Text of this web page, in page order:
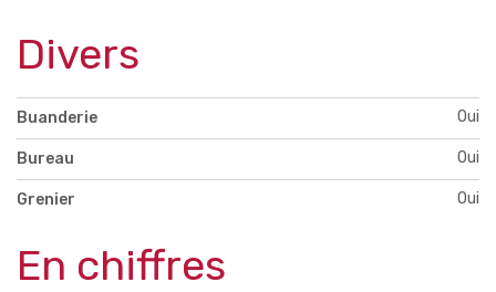
Divers
Buanderie Oui
Bureau Oui
Grenier Oui
En chiffres